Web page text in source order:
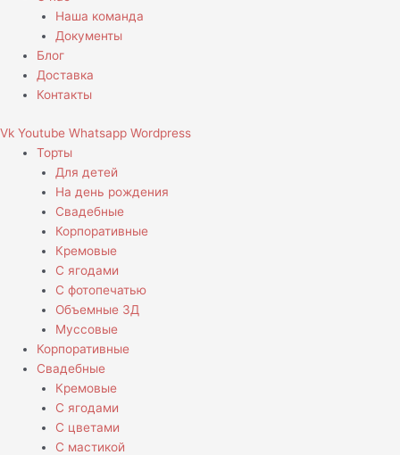
Наша команда
Документы
Блог
Доставка
Контакты
Vk Youtube Whatsapp Wordpress
Торты
Для детей
На день рождения
Свадебные
Корпоративные
Кремовые
С ягодами
С фотопечатью
Объемные 3Д
Муссовые
Корпоративные
Свадебные
Кремовые
С ягодами
С цветами
С мастикой